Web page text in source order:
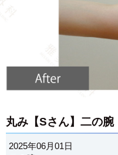
丸み【Sさん】二の腕
2025年06月01日